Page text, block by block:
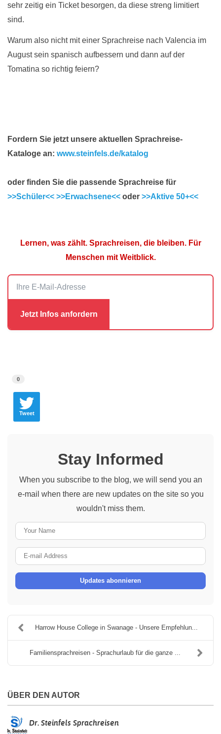
sehr zeitig ein Ticket besorgen, da diese streng limitiert
sind.
Warum also nicht mit einer Sprachreise nach Valencia im
August sein spanisch aufbessern und dann auf der
Tomatina so richtig feiern?
Fordern Sie jetzt unsere aktuellen Sprachreise-
Kataloge an: www.steinfels.de/katalog
oder finden Sie die passende Sprachreise für
>>Schüler<< >>Erwachsene<< oder >>Aktive 50+<<
Lernen, was zählt. Sprachreisen, die bleiben. Für
Menschen mit Weitblick.
0
Tweet
Stay Informed
When you subscribe to the blog, we will send you an
e-mail when there are new updates on the site so you
wouldn't miss them.
Address
Updates abonnieren
Harrow House College in Swanage - Unsere Empfehlun...
Familiensprachreisen - Sprachurlaub für die ganze ...
ÜBER DEN AUTOR
Dr. Steinfels Sprachreisen